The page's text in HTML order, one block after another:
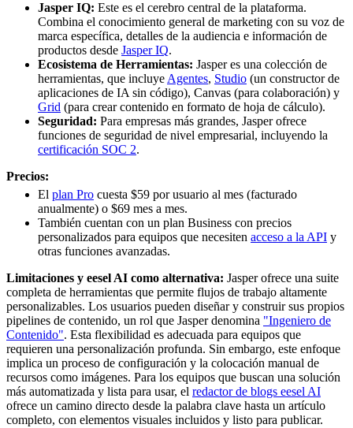
Jasper IQ: Este es el cerebro central de la plataforma.
Combina el conocimiento general de marketing con su voz de
marca específica, detalles de la audiencia e información de
productos desde Jasper IQ.
Ecosistema de Herramientas: Jasper es una colección de
herramientas, que incluye Agentes, Studio (un constructor de
aplicaciones de IA sin código), Canvas (para colaboración) y
Grid (para crear contenido en formato de hoja de cálculo).
Seguridad: Para empresas más grandes, Jasper ofrece
funciones de seguridad de nivel empresarial, incluyendo la
certificación SOC 2.
Precios:
El plan Pro cuesta $59 por usuario al mes (facturado
anualmente) o $69 mes a mes.
También cuentan con un plan Business con precios
personalizados para equipos que necesiten acceso a la API y
otras funciones avanzadas.
Limitaciones y eesel AI como alternativa: Jasper ofrece una suite
completa de herramientas que permite flujos de trabajo altamente
personalizables. Los usuarios pueden diseñar y construir sus propios
pipelines de contenido, un rol que Jasper denomina "Ingeniero de
Contenido". Esta flexibilidad es adecuada para equipos que
requieren una personalización profunda. Sin embargo, este enfoque
implica un proceso de configuración y la colocación manual de
recursos como imágenes. Para los equipos que buscan una solución
más automatizada y lista para usar, el redactor de blogs eesel AI
ofrece un camino directo desde la palabra clave hasta un artículo
completo, con elementos visuales incluidos y listo para publicar.